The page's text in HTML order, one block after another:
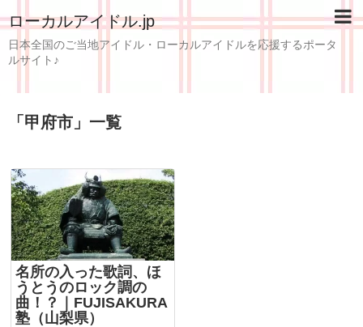
ローカルアイドル.jp
日本全国のご当地アイドル・ローカルアイドルを応援するポータ
ルサイト♪
「 甲府市 」 一覧
名所の入った歌詞、ほ
うとうのロック調の
曲！？｜FUJISAKURA
塾（山梨県）